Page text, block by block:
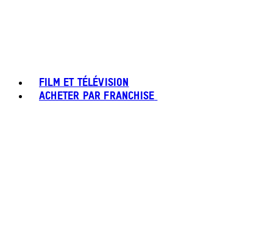
FILM ET TÉLÉVISION
ACHETER PAR FRANCHISE